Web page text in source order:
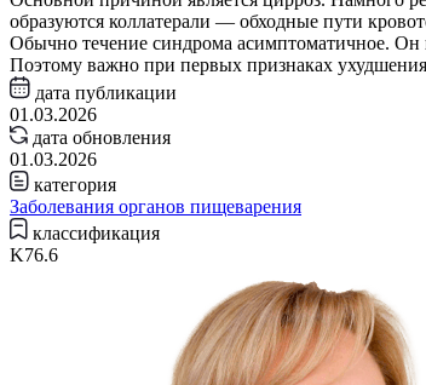
образуются коллатерали — обходные пути
Обычно течение синдрома асимптоматичное. Он
Поэтому важно при первых признаках ухудшения
дата публикации
01.03.2026
дата обновления
01.03.2026
категория
Заболевания органов пищеварения
классификация
K76.6